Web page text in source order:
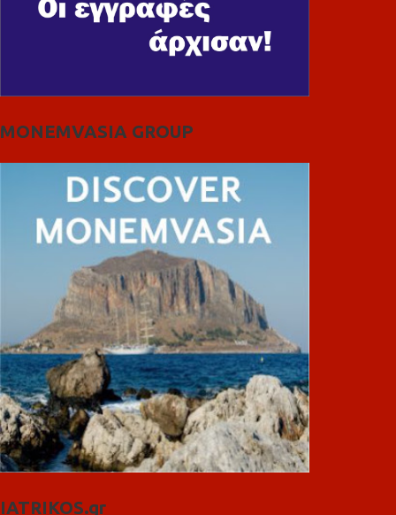
MONEMVASIA GROUP
IATRIKOS.gr